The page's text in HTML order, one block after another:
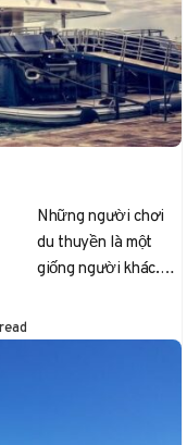
Những người chơi
du thuyền là một
giống người khác.
người…